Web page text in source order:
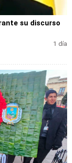
su discurso
1 día